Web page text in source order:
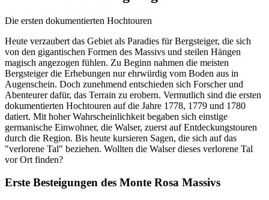
Die ersten dokumentierten Hochtouren
Heute verzaubert das Gebiet als Paradies für Bergsteiger, die sich
von den gigantischen Formen des Massivs und steilen Hängen
magisch angezogen fühlen. Zu Beginn nahmen die meisten
Bergsteiger die Erhebungen nur ehrwürdig vom Boden aus in
Augenschein. Doch zunehmend entschieden sich Forscher und
Abenteurer dafür, das Terrain zu erobern. Vermutlich sind die ersten
dokumentierten Hochtouren auf die Jahre 1778, 1779 und 1780
datiert. Mit hoher Wahrscheinlichkeit begaben sich einstige
germanische Einwohner, die Walser, zuerst auf Entdeckungstouren
durch die Region. Bis heute kursieren Sagen, die sich auf das
"verlorene Tal" beziehen. Wollten die Walser dieses verlorene Tal
vor Ort finden?
Erste Besteigungen des Monte Rosa Massivs